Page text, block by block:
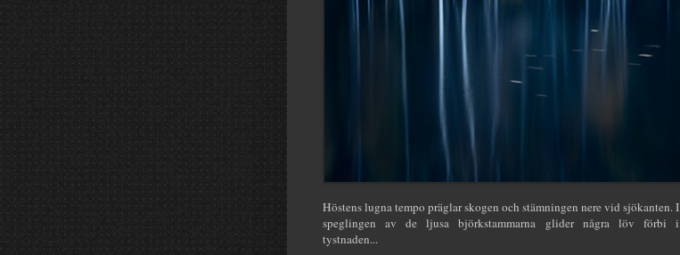
Höstens lugna tempo präglar skogen och stämningen nere vid sjökanten. I
speglingen av de ljusa björkstammarna glider några löv förbi i
tystnaden...